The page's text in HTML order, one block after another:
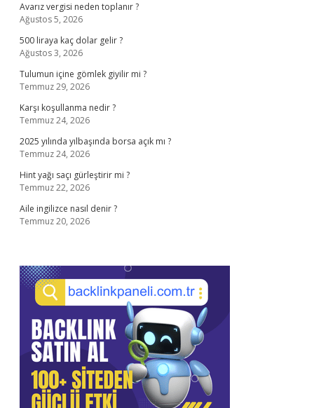
Avarız vergisi neden toplanır ?
Ağustos 5, 2026
500 liraya kaç dolar gelir ?
Ağustos 3, 2026
Tulumun içine gömlek giyilir mi ?
Temmuz 29, 2026
Karşı koşullanma nedir ?
Temmuz 24, 2026
2025 yılında yılbaşında borsa açık mı ?
Temmuz 24, 2026
Hint yağı saçı gürleştirir mi ?
Temmuz 22, 2026
Aile ingilizce nasıl denir ?
Temmuz 20, 2026